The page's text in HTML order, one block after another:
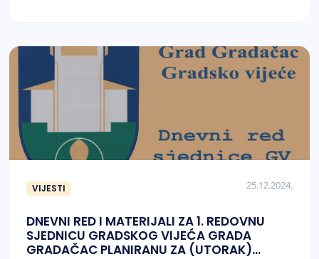
VIJESTI 25.12.2024.
DNEVNI RED I MATERIJALI ZA 1. REDOVNU
SJEDNICU GRADSKOG VIJEĆA GRADA
GRADAČAC PLANIRANU ZA (UTORAK)